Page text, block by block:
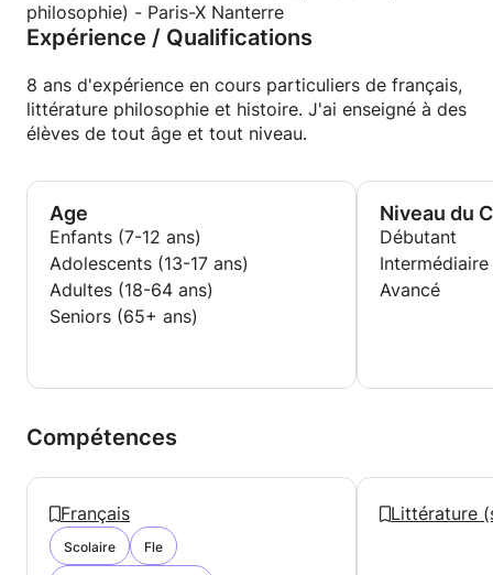
philosophie) - Paris-X Nanterre
Expérience / Qualifications
8 ans d'expérience en cours particuliers de français,
littérature philosophie et histoire. J'ai enseigné à des
élèves de tout âge et tout niveau.
Age
Enfants (7-12 ans)
Adolescents (13-17 ans)
Adultes (18-64 ans)
Seniors (65+ ans)
Niveau du
Débutant
Intermédiaire
Avancé
Compétences
Français
Scolaire Fle
Littérature